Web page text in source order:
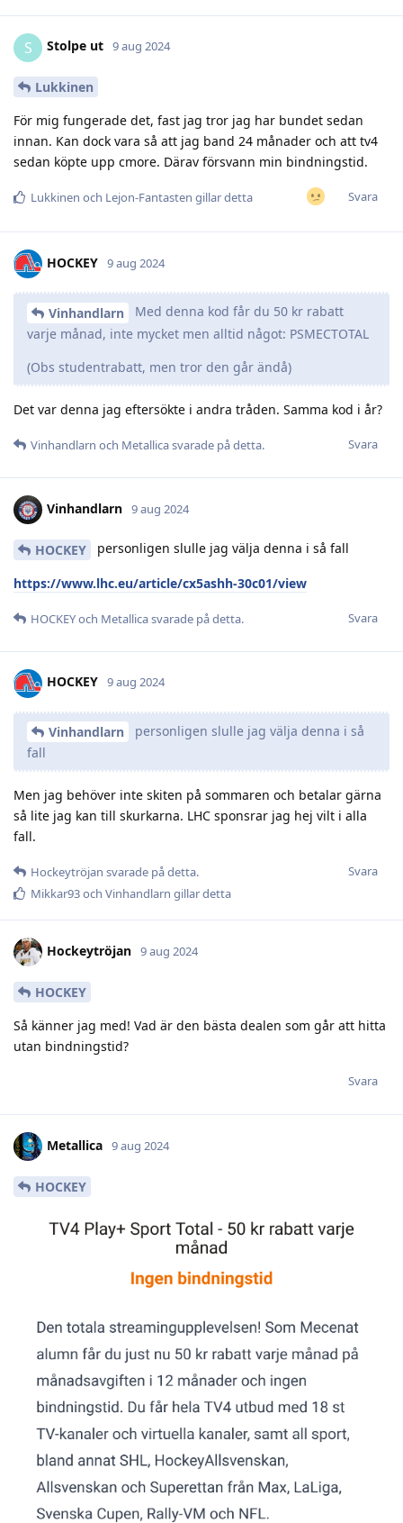
S Stolpe ut 9 aug 2024
Lukkinen
För mig fungerade det, fast jag tror jag har bundet sedan
innan. Kan dock vara så att jag band 24 månader och att tv4
sedan köpte upp cmore. Därav försvann min bindningstid.
Svara
Lukkinen och Lejon-Fantasten gillar detta
HOCKEY 9 aug 2024
Vinhandlarn
Med denna kod får du 50 kr rabatt
varje månad, inte mycket men alltid något: PSMECTOTAL
(Obs studentrabatt, men tror den går ändå)
Det var denna jag eftersökte i andra tråden. Samma kod i år?
Svara
Vinhandlarn och Metallicasvarade på detta.
Vinhandlarn 9 aug 2024
HOCKEY personligen slulle jag välja denna i så fall
https://www.lhc.eu/article/cx5ashh-30c01/view
Svara
HOCKEYoch Metallicasvarade på detta.
HOCKEY 9 aug 2024
Vinhandlarn
personligen slulle jag välja denna i så
fall
Men jag behöver inte skiten på sommaren och betalar gärna
så lite jag kan till skurkarna. LHC sponsrar jag hej vilt i alla
fall.
Svara
Hockeytröjan svarade på detta.
Mikkar93och Vinhandlarn gillar detta
Hockeytröjan 9 aug 2024
HOCKEY
Så känner jag med! Vad är den bästa dealen som går att hitta
utan bindningstid?
Svara
Metallica 9 aug 2024
HOCKEY